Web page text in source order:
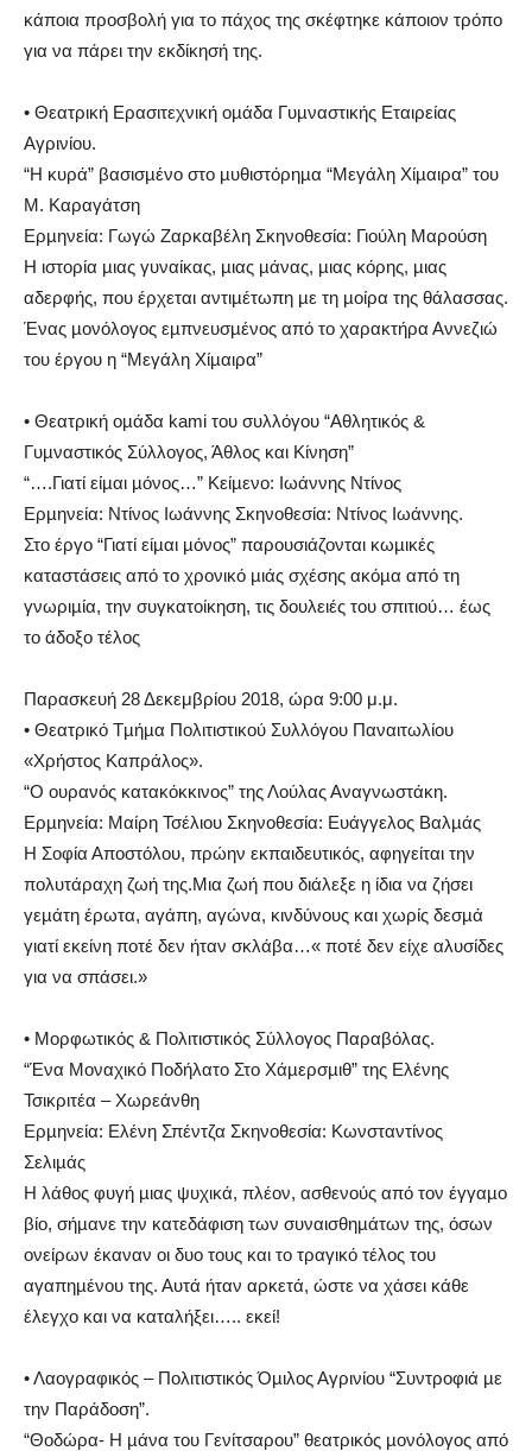
κάποια προσβολή για το πάχος της σκέφτηκε κάποιον τρόπο
για να πάρει την εκδίκησή της.
• Θεατρική Ερασιτεχνική οµάδα Γυµναστικής Εταιρείας
Αγρινίου.
“Η κυρά” βασισµένο στο µυθιστόρηµα “Μεγάλη Χίµαιρα” του
Μ. Καραγάτση
Ερµηνεία: Γωγώ Ζαρκαβέλη Σκηνοθεσία: Γιούλη Μαρούση
Η ιστορία µιας γυναίκας, µιας µάνας, µιας κόρης, µιας
αδερφής, που έρχεται αντιµέτωπη µε τη µοίρα της θάλασσας.
Ένας µονόλογος εµπνευσµένος από το χαρακτήρα Αννεζιώ
του έργου η “Μεγάλη Χίµαιρα”
• Θεατρική οµάδα kami του συλλόγου “Αθλητικός &
Γυµναστικός Σύλλογος, Άθλος και Κίνηση”
“….Γιατί είµαι µόνος…” Κείµενο: Ιωάννης Ντίνος
Ερµηνεία: Ντίνος Ιωάννης Σκηνοθεσία: Ντίνος Ιωάννης.
Στο έργο “Γιατί είµαι µόνος” παρουσιάζονται κωµικές
καταστάσεις από το χρονικό µιάς σχέσης ακόµα από τη
γνωριµία, την συγκατοίκηση, τις δουλειές του σπιτιού… έως
το άδοξο τέλος
Παρασκευή 28 Δεκεμβρίου 2018, ώρα 9:00 μ.μ.
• Θεατρικό Τµήµα Πολιτιστικού Συλλόγου Παναιτωλίου
«Χρήστος Καπράλος».
“Ο ουρανός κατακόκκινος” της Λούλας Αναγνωστάκη.
Ερµηνεία: Μαίρη Τσέλιου Σκηνοθεσία: Ευάγγελος Βαλµάς
Η Σοφία Αποστόλου, πρώην εκπαιδευτικός, αφηγείται την
πολυτάραχη ζωή της.Μια ζωή που διάλεξε η ίδια να ζήσει
γεµάτη έρωτα, αγάπη, αγώνα, κινδύνους και χωρίς δεσµά
γιατί εκείνη ποτέ δεν ήταν σκλάβα…« ποτέ δεν είχε αλυσίδες
για να σπάσει.»
• Μορφωτικός & Πολιτιστικός Σύλλογος Παραβόλας.
“Ένα Μοναχικό Ποδήλατο Στο Χάµερσµιθ” της Ελένης
Τσικριτέα – Χωρεάνθη
Ερµηνεία: Ελένη Σπέντζα Σκηνοθεσία: Κωνσταντίνος
Σελιµάς
Η λάθος φυγή µιας ψυχικά, πλέον, ασθενούς από τον έγγαµο
βίο, σήµανε την κατεδάφιση των συναισθηµάτων της, όσων
ονείρων έκαναν οι δυο τους και το τραγικό τέλος του
αγαπηµένου της. Αυτά ήταν αρκετά, ώστε να χάσει κάθε
έλεγχο και να καταλήξει….. εκεί!
• Λαογραφικός – Πολιτιστικός Όµιλος Αγρινίου “Συντροφιά µε
την Παράδοση”.
“Θοδώρα- Η µάνα του Γενίτσαρου” θεατρικός µονόλογος από